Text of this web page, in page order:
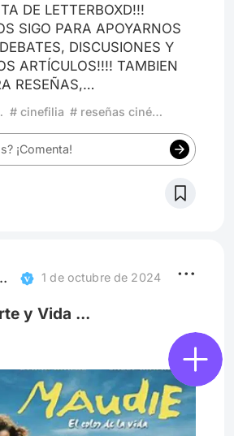
DE LETTERBOXD!!!
SIGO PARA APOYARNOS
DISCUSIONES Y
ARTÍCULOS!!!! TAMBIEN
RESEÑAS,
DE REVIEWS, Y USO DE
on Letterboxd
# cinefilia # reseñas cinéfilas
¡Comenta!
1 de octubre de 2024
y Vida ...